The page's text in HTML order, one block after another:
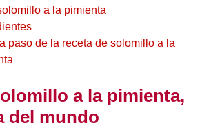
a la pimienta
paso de la receta de solomillo a la
a la pimienta,
del mundo